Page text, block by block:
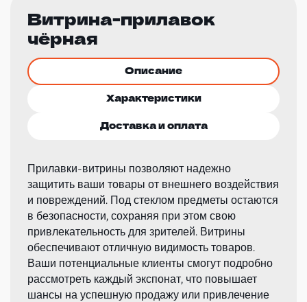
Витрина-прилавок
чёрная
Описание
Характеристики
Доставка и оплата
Прилавки-витрины позволяют надежно
защитить ваши товары от внешнего воздействия
и повреждений. Под стеклом предметы остаются
в безопасности, сохраняя при этом свою
привлекательность для зрителей. Витрины
обеспечивают отличную видимость товаров.
Ваши потенциальные клиенты смогут подробно
рассмотреть каждый экспонат, что повышает
шансы на успешную продажу или привлечение